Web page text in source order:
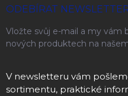
ODEBÍRAT
Vložte svůj e-mail a my vám
nových produktech na
V newsletteru vám
sortimentu, praktické